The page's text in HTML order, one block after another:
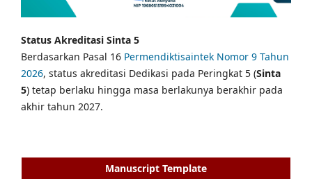
Status Akreditasi Sinta 5
Berdasarkan Pasal 16 Permendiktisaintek Nomor 9 Tahun
2026, status akreditasi Dedikasi pada Peringkat 5 (Sinta
5) tetap berlaku hingga masa berlakunya berakhir pada
akhir tahun 2027.
Manuscript Template